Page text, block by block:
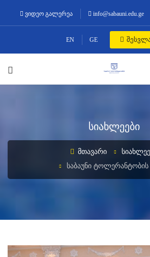
ვიდეო გალერეა info@sabauni.edu.ge
EN GE
სიახლეები
ᲛᲗᲐᲕᲐᲠᲘ
ᲡᲐᲑᲐᲣᲜᲘ ᲢᲝᲚᲔᲠᲐᲜᲢᲝᲑᲘᲡ